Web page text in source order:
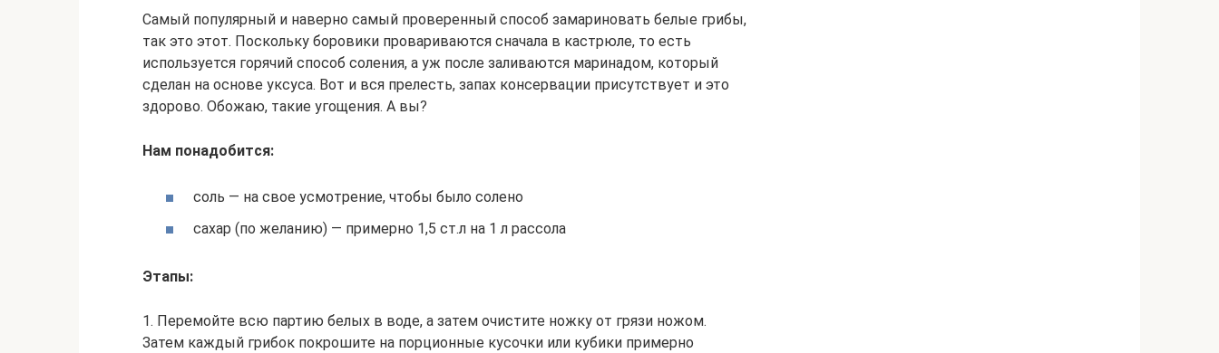
Самый популярный и наверно самый проверенный способ замариновать белые грибы,
так это этот. Поскольку боровики провариваются сначала в кастрюле, то есть
используется горячий способ соления, а уж после заливаются маринадом, который
сделан на основе уксуса. Вот и вся прелесть, запах консервации присутствует и это
здорово. Обожаю, такие угощения. А вы?
Нам понадобится:
соль — на свое усмотрение, чтобы было солено
сахар (по желанию) — примерно 1,5 ст.л на 1 л рассола
Этапы:
1. Перемойте всю партию белых в воде, а затем очистите ножку от грязи ножом.
Затем каждый грибок покрошите на порционные кусочки или кубики примерно